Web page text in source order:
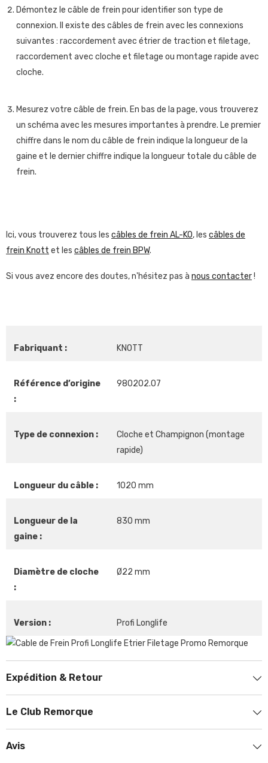
Démontez le câble de frein pour identifier son type de
connexion. Il existe des câbles de frein avec les connexions
suivantes : raccordement avec étrier de traction et filetage,
raccordement avec cloche et filetage ou montage rapide avec
cloche.
Mesurez votre câble de frein. En bas de la page, vous trouverez
un schéma avec les mesures importantes à prendre. Le premier
chiffre dans le nom du câble de frein indique la longueur de la
gaine et le dernier chiffre indique la longueur totale du câble de
frein.
Ici, vous trouverez tous les câbles de frein AL-KO, les câbles de
frein Knott et les câbles de frein BPW.
Si vous avez encore des doutes, n'hésitez pas à nous contacter!
Fabriquant : KNOTT
Référence d’origine
:
980202.07
Type de connexion :
Cloche et Champignon (montage
rapide)
Longueur du câble : 1020 mm
Longueur de la
gaine :
830 mm
Diamètre de cloche
:
Ø22 mm
Version : Profi Longlife
Expédition & Retour
Le Club Remorque
Avis